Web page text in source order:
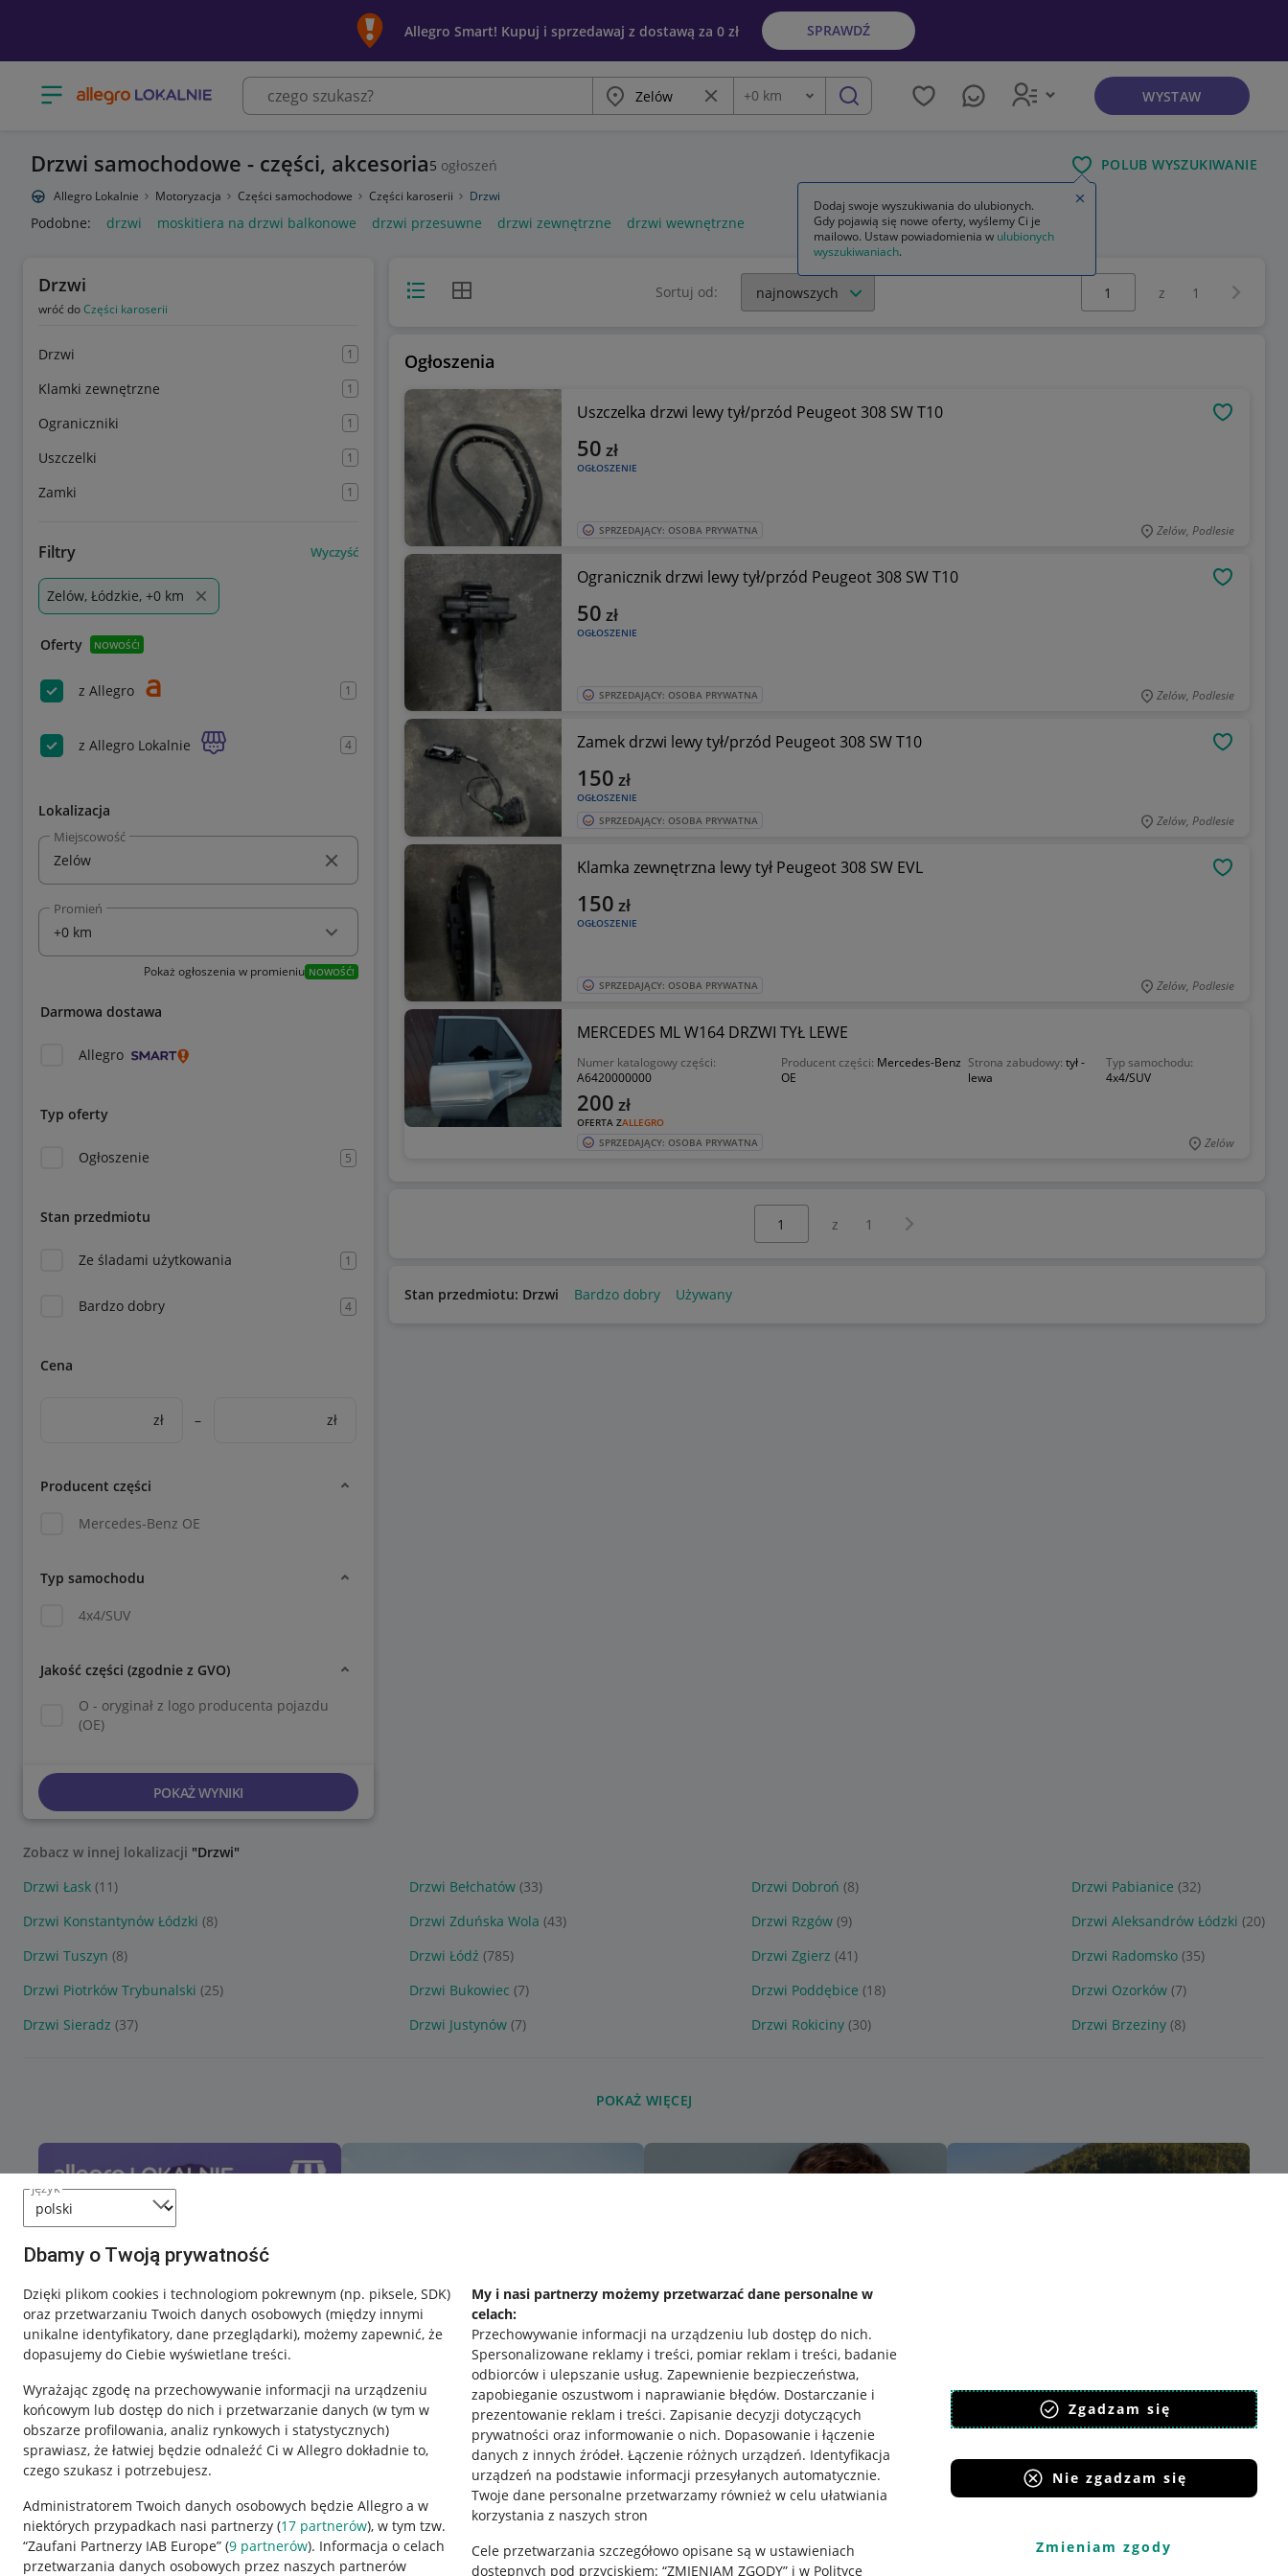
język
Dbamy o Twoją prywatność
Dzięki plikom cookies i technologiom pokrewnym (np. piksele, SDK)
oraz przetwarzaniu Twoich danych osobowych (między innymi
unikalne identyfikatory, dane przeglądarki), możemy zapewnić, że
dopasujemy do Ciebie wyświetlane treści.
Wyrażając zgodę na przechowywanie informacji na urządzeniu
końcowym lub dostęp do nich i przetwarzanie danych (w tym w
obszarze profilowania, analiz rynkowych i statystycznych)
sprawiasz, że łatwiej będzie odnaleźć Ci w Allegro dokładnie to,
czego szukasz i potrzebujesz.
Administratorem Twoich danych osobowych będzie Allegro a w
niektórych przypadkach nasi partnerzy (17 partnerów), w tym tzw.
“Zaufani Partnerzy IAB Europe” (9 partnerów). Informacja o celach
przetwarzania danych osobowych przez naszych partnerów
My i nasi partnerzy możemy przetwarzać dane personalne w
celach:
Przechowywanie informacji na urządzeniu lub dostęp do nich.
Spersonalizowane reklamy i treści, pomiar reklam i treści, badanie
odbiorców i ulepszanie usług. Zapewnienie bezpieczeństwa,
zapobieganie oszustwom i naprawianie błędów. Dostarczanie i
prezentowanie reklam i treści. Zapisanie decyzji dotyczących
prywatności oraz informowanie o nich. Dopasowanie i łączenie
danych z innych źródeł. Łączenie różnych urządzeń. Identyfikacja
urządzeń na podstawie informacji przesyłanych automatycznie.
Twoje dane personalne przetwarzamy również w celu ułatwiania
korzystania z naszych stron
Cele przetwarzania szczegółowo opisane są w ustawieniach
dostępnych pod przyciskiem: “ZMIENIAM ZGODY” i w Polityce
Zgadzam się
Nie zgadzam się
Zmieniam zgody
Allegro Smart! Kupuj i sprzedawaj z dostawą za 0 zł SPRAWDŹ
Otwórz menu z kategoriami Miasto Wyczyść frazę
Odległość
+0 km szukaj WYSTAW
Drzwi samochodowe - części, akcesoria5 ogłoszeń POLUB WYSZUKIWANIE
Allegro Lokalnie Motoryzacja Części samochodowe Części karoserii Drzwi
Podobne: drzwi moskitiera na drzwi balkonowe drzwi przesuwne drzwi zewnętrzne drzwi wewnętrzne
Drzwi
wróć doCzęści karoserii
Drzwi 1
Klamki zewnętrzne 1
Ograniczniki 1
Uszczelki 1
Zamki 1
Filtry Wyczyść
Zelów, Łódzkie, +0 km
Oferty NOWOŚĆ!
z Allegro 1
z Allegro Lokalnie 4
Lokalizacja
Miejscowość
Promień
Pokaż ogłoszenia w promieniu NOWOŚĆ!
Darmowa dostawa
Allegro
Typ oferty
Ogłoszenie 5
Stan przedmiotu
Ze śladami użytkowania 1
Bardzo dobry 4
Cena
zł – zł
Producent części
Mercedes-Benz OE
Typ samochodu
4x4/SUV
Jakość części (zgodnie z GVO)
O - oryginał z logo producenta pojazdu
(OE)
POKAŻ WYNIKI
Widok listyWidok siatki Sortuj od:
Wybierz stronę:
z 1
Ogłoszenia
Uszczelka drzwi lewy tył/przód Peugeot 308 SW T10
OGŁOSZENIE
50 zł
SPRZEDAJĄCY: OSOBA PRYWATNA Zelów, Podlesie
Ogranicznik drzwi lewy tył/przód Peugeot 308 SW T10
OGŁOSZENIE
50 zł
SPRZEDAJĄCY: OSOBA PRYWATNA Zelów, Podlesie
Zamek drzwi lewy tył/przód Peugeot 308 SW T10
OGŁOSZENIE
150 zł
SPRZEDAJĄCY: OSOBA PRYWATNA Zelów, Podlesie
Klamka zewnętrzna lewy tył Peugeot 308 SW EVL
OGŁOSZENIE
150 zł
SPRZEDAJĄCY: OSOBA PRYWATNA Zelów, Podlesie
MERCEDES ML W164 DRZWI TYŁ LEWE
Numer katalogowy części:
A6420000000
Producent części: Mercedes-Benz
OE
Strona zabudowy:tył -
lewa
Typ samochodu:
4x4/SUV
OFERTA ZALLEGRO
200 zł
SPRZEDAJĄCY: OSOBA PRYWATNA Zelów
z 1 Następna strona
Stan przedmiotu: Drzwi Bardzo dobry Używany
Zobacz w innej lokalizacji "Drzwi"
Drzwi Łask (11) Drzwi Bełchatów (33) Drzwi Dobroń (8) Drzwi Pabianice (32)
Drzwi Konstantynów Łódzki (8) Drzwi Zduńska Wola (43) Drzwi Rzgów (9) Drzwi Aleksandrów Łódzki (20)
Drzwi Tuszyn (8) Drzwi Łódź (785) Drzwi Zgierz (41) Drzwi Radomsko (35)
Drzwi Piotrków Trybunalski (25) Drzwi Bukowiec (7) Drzwi Poddębice (18) Drzwi Ozorków (7)
Drzwi Sieradz (37) Drzwi Justynów (7) Drzwi Rokiciny (30) Drzwi Brzeziny (8)
POKAŻ WIĘCEJ
Przydatne informacje
Jak to działa
Napisz do nas
Regulamin
Polityka plików "cookies"
Pobierz aplikację
Dodaj swoje wyszukiwania do ulubionych.
Gdy pojawią się nowe oferty, wyślemy Ci je
mailowo. Ustaw powiadomienia w ulubionych
wyszukiwaniach.
Zamknij wskazówkę